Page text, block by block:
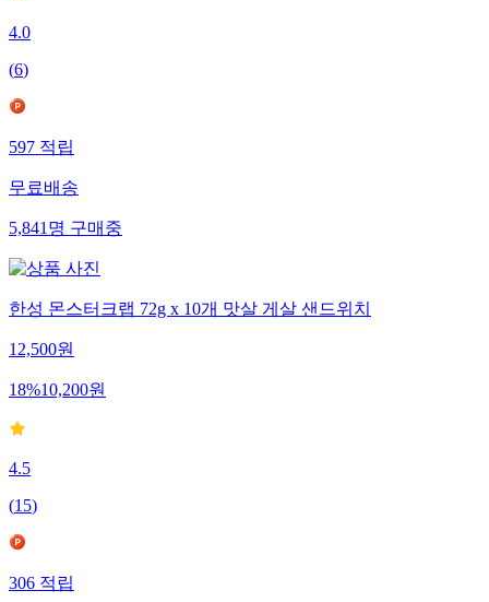
4.0
(6)
597 적립
무료배송
5,841 명 구매중
한성 몬스터크랩 72g x 10개 맛살 게살 샌드위치
12,500원
18%10,200원
4.5
(15)
306 적립